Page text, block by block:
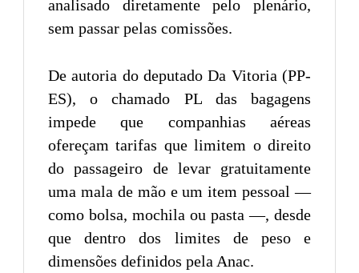
analisado diretamente pelo plenário,
sem passar pelas comissões.
De autoria do deputado Da Vitoria (PP-
ES), o chamado PL das bagagens
impede que companhias aéreas
ofereçam tarifas que limitem o direito
do passageiro de levar gratuitamente
uma mala de mão e um item pessoal —
como bolsa, mochila ou pasta —, desde
que dentro dos limites de peso e
dimensões definidos pela Anac.